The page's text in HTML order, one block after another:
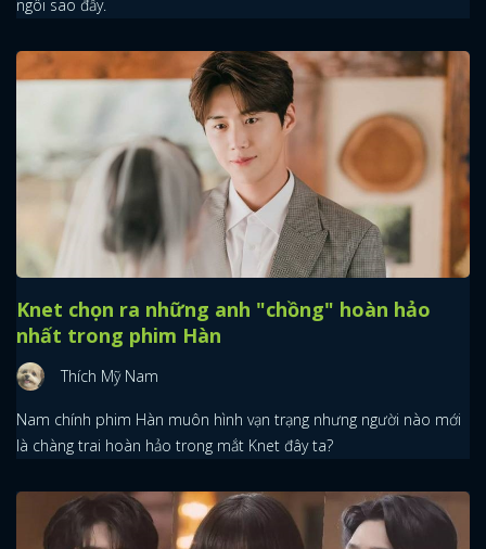
ĐĂNG NHẬP
FACEBOOK GOOGLE
ngôi sao đấy.
Knet chọn ra những anh "chồng" hoàn hảo
nhất trong phim Hàn
Thích Mỹ Nam
Nam chính phim Hàn muôn hình vạn trạng nhưng người nào mới
là chàng trai hoàn hảo trong mắt Knet đây ta?